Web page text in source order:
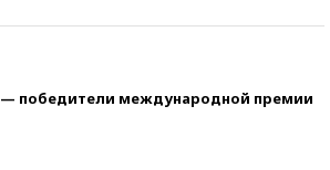
— победители международной премии